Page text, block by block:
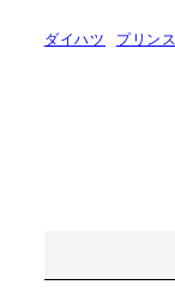
ダイハツ プリンス